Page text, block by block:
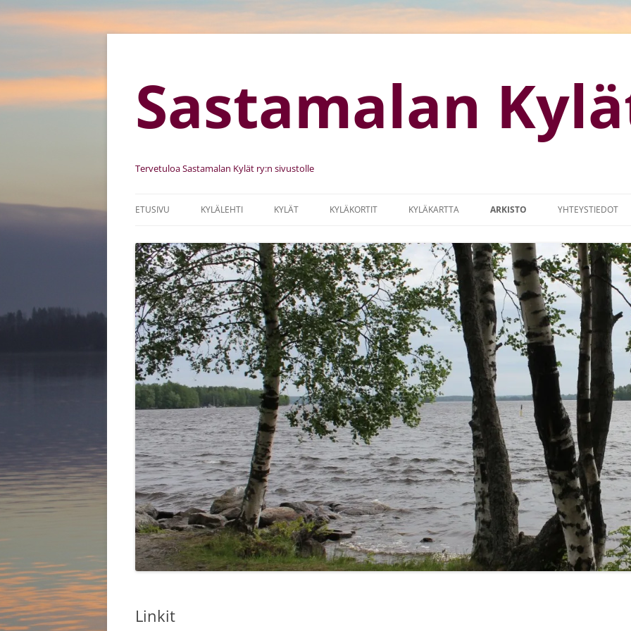
Sastamalan
Tervetuloa Sastamalan Kylät ry:n sivustolle
ETUSIVU
SÄÄNNÖT
JÄSENSEURAT
HALLITUS 2025
KYLÄLEHTI KYLÄT
KEHITTÄMISSUUNNITELMA
KYLÄKUVIA
KYLÄKOULUT
KYLIEN KIRKOT
KYLÄKORTIT KYLÄKARTTA ARKISTO
LOGO
MAASEUTUOHJELMA 2014-2017
SASTAMALA-RETKET 2014
PEEJIIN KOTISEUTURETKET 2015
”KYLÄT TUTUIKSI 2013”
SELVITYS: NUORET JA
KYLÄTOIMINTA
LINKIT
YHTEYSTIEDOT
Linkit